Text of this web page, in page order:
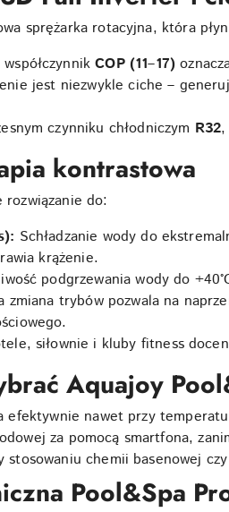
sprężarka rotacyjna, która
COP (11–17)
jest niezwykle ciche –
czynniku chłodniczym R32
kontrastowa
do:
Schładzanie wody do
krążenie.
podgrzewania wody do
zmiana trybów pozwala na
siłownie i kluby fitness
Aquajoy
efektywnie nawet przy
za pomocą smartfona,
chemii basenowej
Pool&Spa